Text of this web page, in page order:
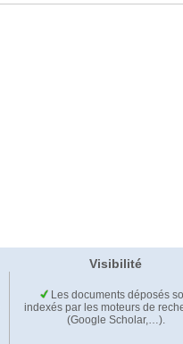
Visibilité
Les documents déposés
indexés par les moteurs de
(Google Scholar,…).